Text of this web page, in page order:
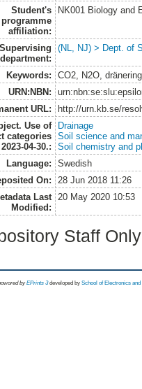
Student's
programme
affiliation:
NK001 Biology and
Supervising
department:
(NL, NJ) > Dept. of
Keywords:
CO2, N2O,
URN:NBN:
URL:
http://urn.kb.se/
Use of
categories
04-30.:
Drainage
Soil science and
Soil chemistry and
Language:
Swedish
On:
28 Jun 2018 11:26
Last
Modified:
20 May 2020 10:53
Staff
byEPrints 3 developed by School of Electronics